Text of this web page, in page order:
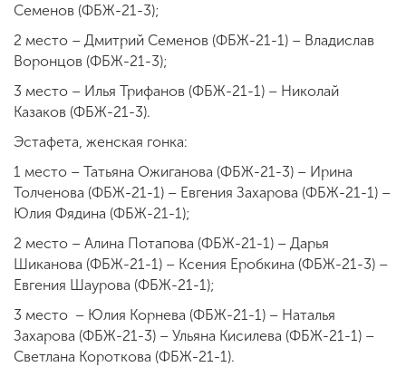
Семенов (ФБЖ-21-3);
2 место – Дмитрий Семенов (ФБЖ-21-1) – Владислав
Воронцов (ФБЖ-21-3);
3 место – Илья Трифанов (ФБЖ-21-1) – Николай
Казаков (ФБЖ-21-3).
Эстафета, женская гонка:
1 место – Татьяна Ожиганова (ФБЖ-21-3) – Ирина
Толченова (ФБЖ-21-1) – Евгения Захарова (ФБЖ-21-1) –
Юлия Фядина (ФБЖ-21-1);
2 место – Алина Потапова (ФБЖ-21-1) – Дарья
Шиканова (ФБЖ-21-1) – Ксения Еробкина (ФБЖ-21-3) –
Евгения Шаурова (ФБЖ-21-1);
3 место – Юлия Корнева (ФБЖ-21-1) – Наталья
Захарова (ФБЖ-21-3) – Ульяна Кисилева (ФБЖ-21-1) –
Светлана Короткова (ФБЖ-21-1).